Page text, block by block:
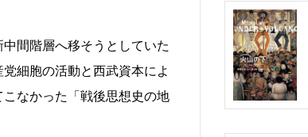
間階層へ移そうとしていた
細胞の活動と西武資本によ
なかった「戦後思想史の地